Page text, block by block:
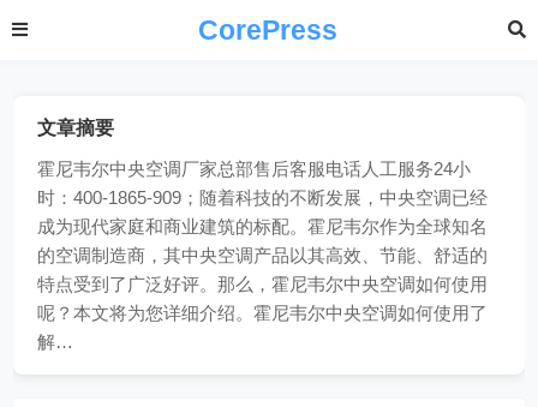
CorePress
文章摘要
霍尼韦尔中央空调厂家总部售后客服电话人工服务24小
时：400-1865-909；随着科技的不断发展，中央空调已经
成为现代家庭和商业建筑的标配。霍尼韦尔作为全球知名
的空调制造商，其中央空调产品以其高效、节能、舒适的
特点受到了广泛好评。那么，霍尼韦尔中央空调如何使用
呢？本文将为您详细介绍。霍尼韦尔中央空调如何使用了
解…